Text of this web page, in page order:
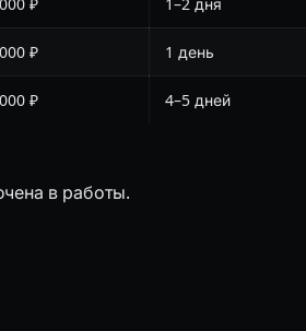
₽ 1 день
₽ 4–5 дней
в работы.